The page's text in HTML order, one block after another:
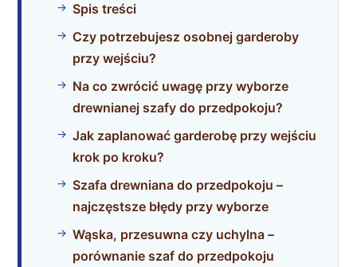
Spis treści
Czy potrzebujesz osobnej garderoby
przy wejściu?
Na co zwrócić uwagę przy wyborze
drewnianej szafy do przedpokoju?
Jak zaplanować garderobę przy wejściu
krok po kroku?
Szafa drewniana do przedpokoju –
najczęstsze błędy przy wyborze
Wąska, przesuwna czy uchylna –
porównanie szaf do przedpokoju